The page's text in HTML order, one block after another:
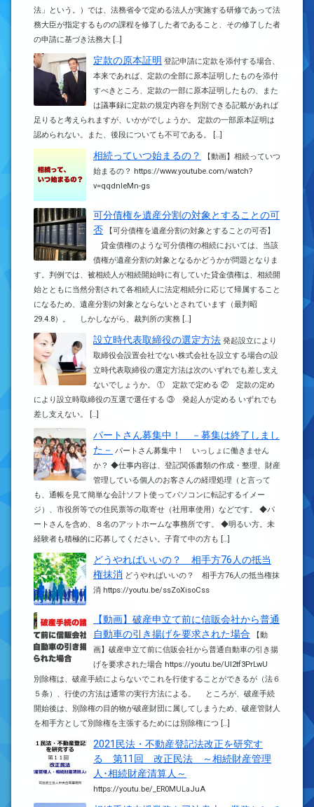
法」という。）では、法務省令で定める法人が実施する研修であって法
務大臣が指定するものの課程を修了した者であること、その修了した者
の申請に基づき法務大 […]
定款の原本証明 登記申請に定款を添付する場合、
本来であれば、定款の全部に原本証明したものを添付
すべきところ、定款の一部に原本証明したもの、また
は議事録に定款の規定内容を判別できる記載があれば
足りると考えられますが、いかがでしょうか。 定款の一部原本証明は
認められない。また、後段についても不可である。 […]
相続っていつ始まるの？
【動画】相続っていつ
始まるの？ https://www.youtube.com/watch?
v=qqdnleMn-gs
可分債権を遺産分割の対象とすることの可
否
【可分債権を遺産分割の対象とすることの可否】
貸金債権のような可分債権の相続においては、当該
債権が遺産分割の対象となるかどうかが問題となりま
す。判例では、被相続人が相続開始時に有していた貸金債権は、相続開
始とともに当然分割されて各相続人に法定相続分に応じて帰属すること
になるため、遺産分割の対象とならないとされています（最判昭
29.4.8）。 しかしながら、裁判所の実務 […]
設立時代表取締役の選定方法 発起設立により
取締役会設置会社でない株式会社を設立する場合の設
立時代表取締役の選定方法は次のいずれでも差し支え
ないでしょうか。 ① 定款で定める ② 定款の定め
により設立時取締役の互選で選任する ③ 発起人が定める いずれでも
差し支えない。 […]
パートさん募集中！ －募集は終了しまし
た－ パートさん募集中！ いっしょに働きません
か？ ◆仕事内容は、登記関係書類の作成・整理、財産
管理している個人のお客さんの経理処理（と言って
も、通帳を見て簡単な会計ソフト使ってパソコンに転記するイメー
ジ）、市役所等での住民票等の取寄せ（社用車使用）などです。 ◆パ
ートさんを含め、８名のアットホームな事務所です。 ◆明るい方。未
経験者も積極的に応募してください。子育て中の方も […]
どうやればいいの？ 相手方76人の抵当
権抹消 どうやればいいの？ 相手方76人の抵当権抹
消 https://youtu.be/ssZoXisoCss
【動画】破産申立て前に信販会社から普通
自動車の引き揚げを要求された場合
【動
画】破産申立て前に信販会社から普通自動車の引き揚
げを要求された場合 https://youtu.be/UI2tf3PrLwU
別除権は、破産手続によらないでこれを行使することができるが（法６
５条）、行使の方法は通常の実行方法による。 ところが、破産手続
開始後は、別除権の目的物が破産財団に属してしまうため、破産管財人
を相手方として別除権を主張するためには別除権につ […]
2021民法・不動産登記法改正を研究す
る 第11回 改正民法 ～相続財産管理
人･相続財産清算人～
https://youtu.be/_ER0MULaJuA